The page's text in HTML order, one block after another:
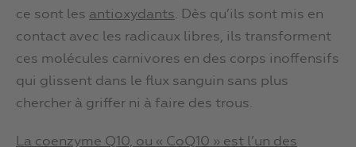
ce sont les antioxydants. Dès qu’ils sont mis en
contact avec les radicaux libres, ils transforment
ces molécules carnivores en des corps inoffensifs
qui glissent dans le flux sanguin sans plus
chercher à griffer ni à faire des trous.
La coenzyme Q10, ou « CoQ10 » est l’un des